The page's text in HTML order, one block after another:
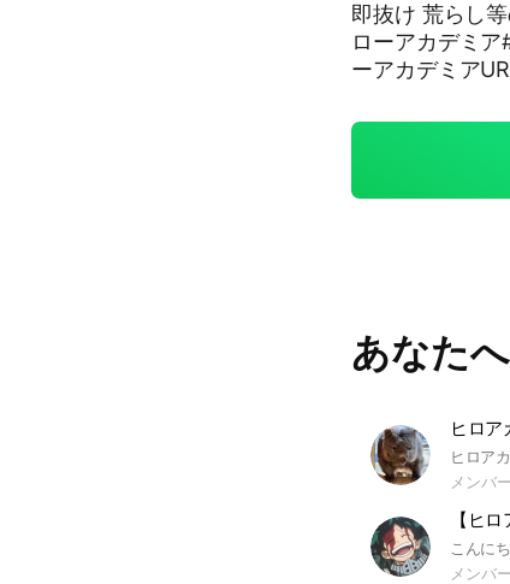
即抜け 荒らし
ローアカデミ
ーアカデミア
あなた
ヒロア
メンバ
メンバ